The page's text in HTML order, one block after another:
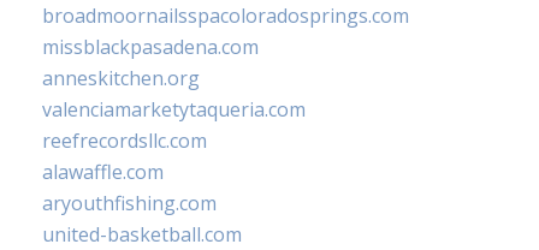
broadmoornailsspacoloradosprings.com
missblackpasadena.com
anneskitchen.org
valenciamarketytaqueria.com
reefrecordsllc.com
alawaffle.com
aryouthfishing.com
united-basketball.com